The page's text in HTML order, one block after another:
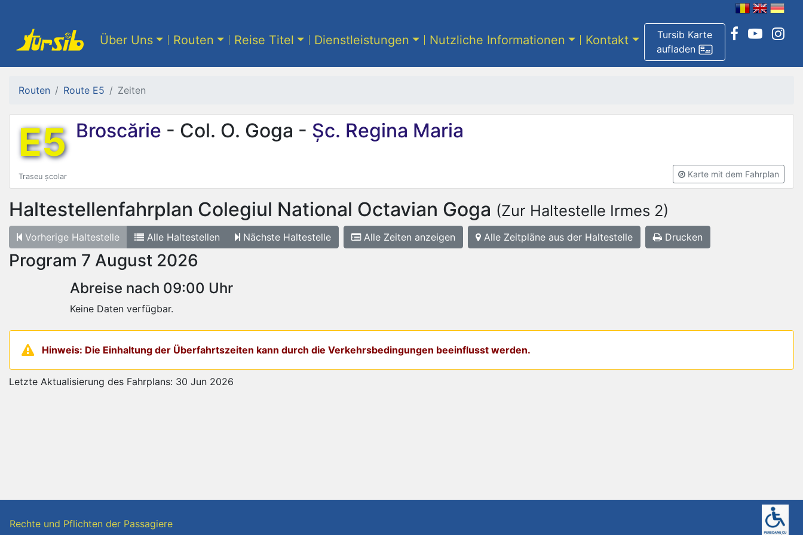
Tursib Karte
aufladen
Über Uns Routen Reise Titel Dienstleistungen Nutzliche Informationen Kontakt
Routen Route E5 Zeiten
E5 Broscărie - Col. O. Goga - Șc. Regina Maria
Traseu școlar Karte mit dem Fahrplan
Haltestellenfahrplan Colegiul National Octavian Goga (Zur Haltestelle Irmes 2)
Vorherige Haltestelle Alle Haltestellen Nächste Haltestelle Alle Zeiten anzeigen Alle Zeitpläne aus der Haltestelle Drucken
Program 7 August 2026
Abreise nach 09:00 Uhr
Keine Daten verfügbar.
Hinweis: Die Einhaltung der Überfahrtszeiten kann durch die Verkehrsbedingungen beeinflusst werden.
Letzte Aktualisierung des Fahrplans: 30 Jun 2026
Rechte und Pflichten der Passagiere